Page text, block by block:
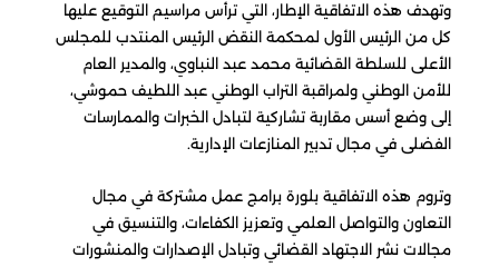
وتهدف هذه الاتفاقية الإطار، التي ترأس مراسيم التوقيع عليها
كل من الرئيس الأول لمحكمة النقض الرئيس المنتدب للمجلس
الأعلى للسلطة القضائية محمد عبد النباوي، والمدير العام
للأمن الوطني ولمراقبة التراب الوطني عبد اللطيف حموشي،
إلى وضع أسس مقاربة تشاركية لتبادل الخبرات والممارسات
الفضلى في مجال تدبير المنازعات الإدارية.
وتروم هذه الاتفاقية بلورة برامج عمل مشتركة في مجال
التعاون والتواصل العلمي وتعزيز الكفاءات، والتنسيق في
مجالات نشر الاجتهاد القضائي وتبادل الإصدارات والمنشورات